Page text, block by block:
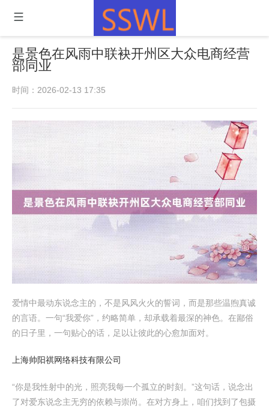
是景色在风雨中联袂开州区大众电商经营
部同业
时间：2026-02-13 17:35
爱情中最动东说念主的，不是风风火火的誓词，而是那些温煦真诚
的言语。一句“我爱你”，约略简单，却承载着最深的神色。在鄙俗
的日子里，一句贴心的话，足以让彼此的心愈加面对。
上海帅阳祺网络科技有限公司
“你是我性射中的光，照亮我每一个孤立的时刻。”这句话，说念出
了对爱东说念主无穷的依赖与崇尚。在对方身上，咱们找到了包摄